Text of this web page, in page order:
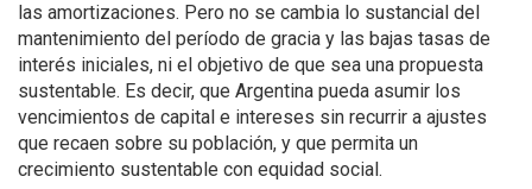
las amortizaciones. Pero no se cambia lo sustancial del
mantenimiento del período de gracia y las bajas tasas de
interés iniciales, ni el objetivo de que sea una propuesta
sustentable. Es decir, que Argentina pueda asumir los
vencimientos de capital e intereses sin recurrir a ajustes
que recaen sobre su población, y que permita un
crecimiento sustentable con equidad social.